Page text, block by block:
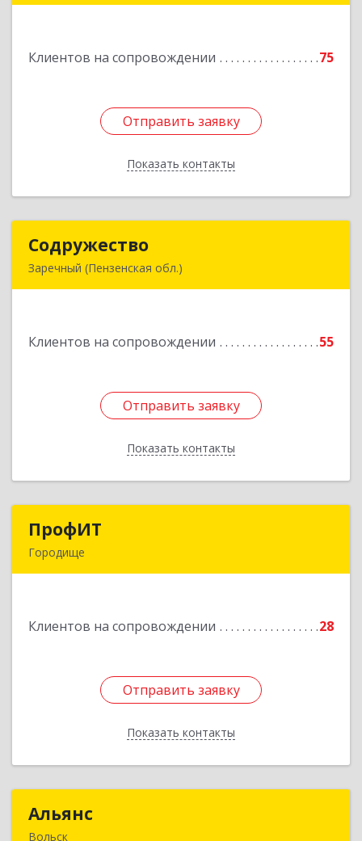
Клиентов на сопровождении 75
Отправить заявку
Показать контакты
Подробнее
Отправить заявку
Назад
Содружество
Заречный (Пензенская обл.)
Клиентов на сопровождении 55
Отправить заявку
Показать контакты
Подробнее
Отправить заявку
Назад
ПрофИТ
Городище
Клиентов на сопровождении 28
Отправить заявку
Показать контакты
Подробнее
Отправить заявку
Назад
Альянс
Вольск